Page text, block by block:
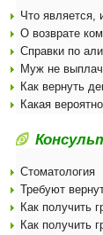
Что является,
О возврате
Справки по
Муж не
Как вернуть
Какая
Стоматология
Требуют
Как получить
Как получить